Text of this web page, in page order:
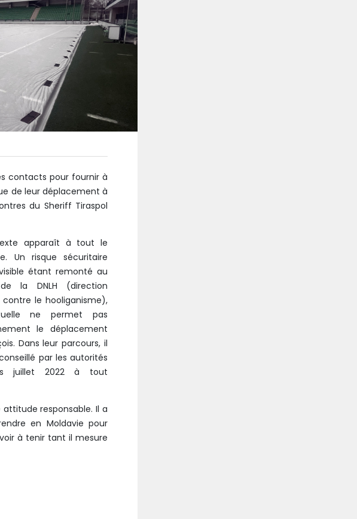
contacts pour fournir à
de leur déplacement à
du Sheriff Tiraspol
apparaît à tout le
Un risque sécuritaire
étant remonté au
la DNLH (direction
le hooliganisme),
ne permet pas
le déplacement
Dans leur parcours, il
par les autorités
juillet 2022 à tout
attitude responsable. Il a
en Moldavie pour
à tenir tant il mesure